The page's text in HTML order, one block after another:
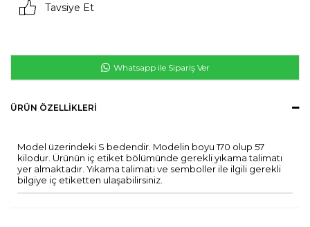
Tavsiye Et
Whatsapp ile Sipariş Ver
ÜRÜN ÖZELLIKLERI
Model üzerindeki S bedendir. Modelin boyu 170 olup 57
kilodur. Ürünün iç etiket bölümünde gerekli yıkama talimatı
yer almaktadır. Yıkama talimatı ve semboller ile ilgili gerekli
bilgiye iç etiketten ulaşabilirsiniz.